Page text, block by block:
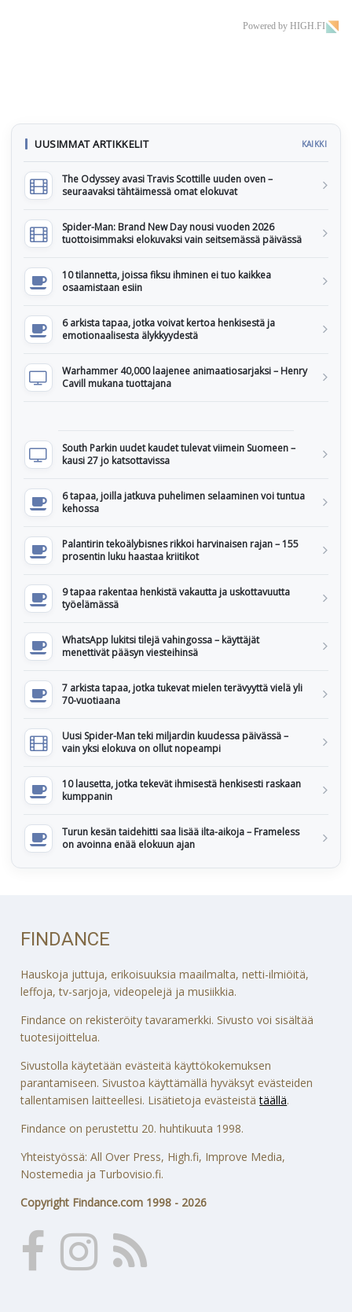
Powered by HIGH.FI
UUSIMMAT ARTIKKELIT KAIKKI
The Odyssey avasi Travis Scottille uuden oven –
seuraavaksi tähtäimessä omat elokuvat
Spider-Man: Brand New Day nousi vuoden 2026
tuottoisimmaksi elokuvaksi vain seitsemässä päivässä
10 tilannetta, joissa fiksu ihminen ei tuo kaikkea
osaamistaan esiin
6 arkista tapaa, jotka voivat kertoa henkisestä ja
emotionaalisesta älykkyydestä
Warhammer 40,000 laajenee animaatiosarjaksi – Henry
Cavill mukana tuottajana
South Parkin uudet kaudet tulevat viimein Suomeen –
kausi 27 jo katsottavissa
6 tapaa, joilla jatkuva puhelimen selaaminen voi tuntua
kehossa
Palantirin tekoälybisnes rikkoi harvinaisen rajan – 155
prosentin luku haastaa kriitikot
9 tapaa rakentaa henkistä vakautta ja uskottavuutta
työelämässä
WhatsApp lukitsi tilejä vahingossa – käyttäjät
menettivät pääsyn viesteihinsä
7 arkista tapaa, jotka tukevat mielen terävyyttä vielä yli
70-vuotiaana
Uusi Spider-Man teki miljardin kuudessa päivässä –
vain yksi elokuva on ollut nopeampi
10 lausetta, jotka tekevät ihmisestä henkisesti raskaan
kumppanin
Turun kesän taidehitti saa lisää ilta-aikoja – Frameless
on avoinna enää elokuun ajan
FINDANCE
Hauskoja juttuja, erikoisuuksia maailmalta, netti-ilmiöitä,
leffoja, tv-sarjoja, videopelejä ja musiikkia.
Findance on rekisteröity tavaramerkki. Sivusto voi sisältää
tuotesijoittelua.
Sivustolla käytetään evästeitä käyttökokemuksen
parantamiseen. Sivustoa käyttämällä hyväksyt evästeiden
tallentamisen laitteellesi. Lisätietoja evästeistätäällä.
Findance on perustettu 20. huhtikuuta 1998.
Yhteistyössä: All Over Press, High.fi, Improve Media,
Nostemedia ja Turbovisio.fi.
Copyright Findance.com 1998 - 2026